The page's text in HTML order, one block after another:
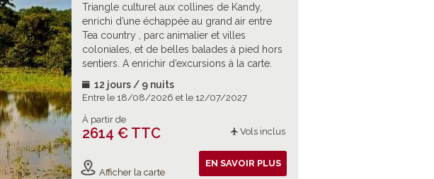
Triangle culturel aux collines de Kandy,
enrichi d’une échappée au grand air entre
Tea country , parc animalier et villes
coloniales, et de belles balades à pied hors
sentiers. A enrichir d’excursions à la carte.
12 jours / 9 nuits
Entre le 18/08/2026 et le 12/07/2027
À partir de
2614 € TTC Vols inclus
Afficher la carte
EN SAVOIR PLUS